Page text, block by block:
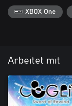
XBOX One
Arbeitet mit